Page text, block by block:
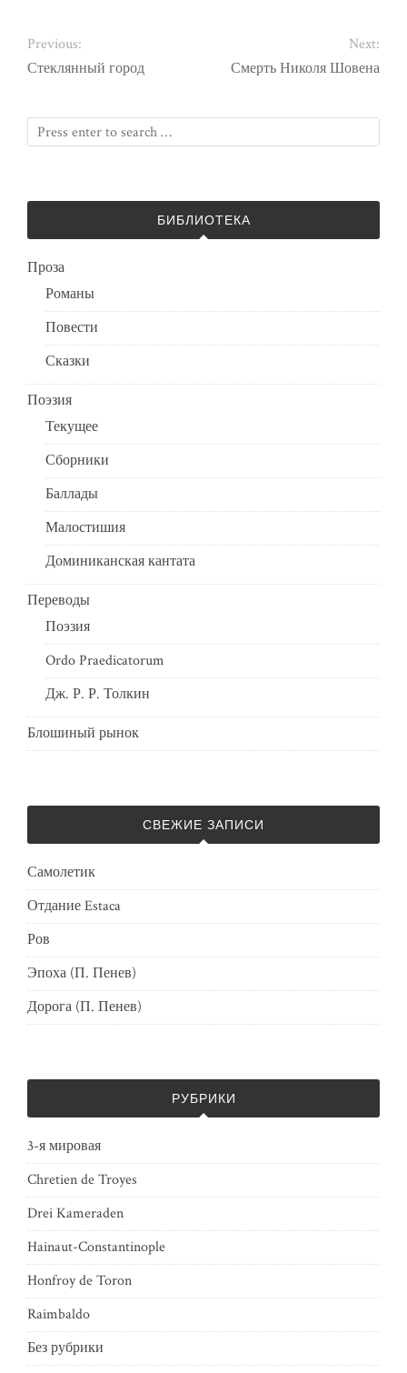
Previous:
Стеклянный город
Next:
Смерть Николя Шовена
БИБЛИОТЕКА
Проза
Романы
Повести
Сказки
Поэзия
Текущее
Сборники
Баллады
Малостишия
Доминиканская кантата
Переводы
Поэзия
Ordo Praedicatorum
Дж. Р. Р. Толкин
Блошиный рынок
СВЕЖИЕ ЗАПИСИ
Самолетик
Отдание Estaca
Ров
Эпоха (П. Пенев)
Дорога (П. Пенев)
РУБРИКИ
3-я мировая
Chretien de Troyes
Drei Kameraden
Hainaut-Constantinople
Honfroy de Toron
Raimbaldo
Без рубрики